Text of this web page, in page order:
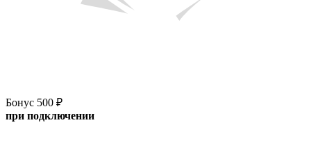
Бонус 500 ₽
при подключении